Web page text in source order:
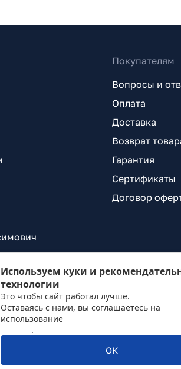
Покупателям
Вопросы и
Оплата
Доставка
Возврат
Гарантия
Сертификаты
Договор
Александровской Фермы, д. 29,
Используем куки и
технологии
Это чтобы сайт работал лучше.
Оставаясь с нами, вы соглашаетесь на
использование
.
ОК